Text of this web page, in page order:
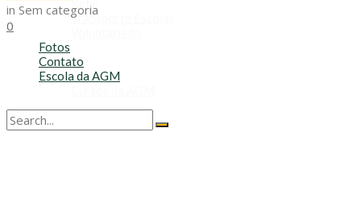
Refis
Transporte Escolar
Fotos
Contato
Escola da AGM
in Sem categoria
0